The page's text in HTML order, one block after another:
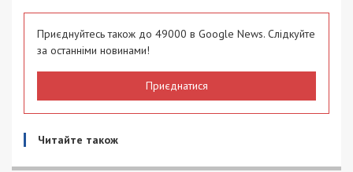
Приєднуйтесь також до 49000 в Google News. Слідкуйте
за останніми новинами!
Приєднатися
Читайте також